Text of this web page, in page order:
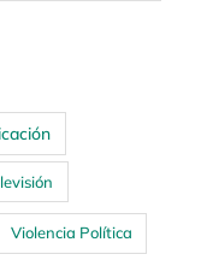
Violencia Política